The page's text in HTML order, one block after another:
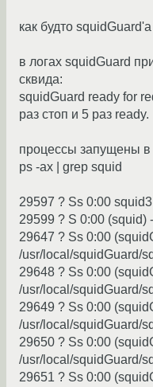
как будто squidGuard'а
в логах squidGuard
сквида:
squidGuard ready for
раз стоп и 5 раз ready.
процессы запущены в
ps -ax | grep squid
29597 ? Ss 0:00
29599 ? S 0:00 (squid)
29647 ? Ss 0:00
/usr/local/squidGuard/
29648 ? Ss 0:00
/usr/local/squidGuard/
29649 ? Ss 0:00
/usr/local/squidGuard/
29650 ? Ss 0:00
/usr/local/squidGuard/
29651 ? Ss 0:00